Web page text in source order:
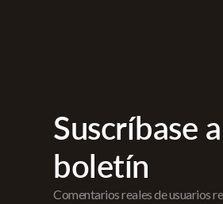
Suscríbase
boletín
Comentarios reales de usuarios